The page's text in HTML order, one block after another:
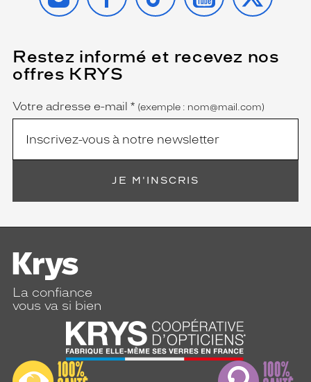
Restez informé et recevez nos
offres KRYS
Name
Votre adresse e-mail *
(Ce
champ
est
obligatoire)
(exemple : nom@mail.com)
JE M'INSCRIS
La confiance
vous va si bien